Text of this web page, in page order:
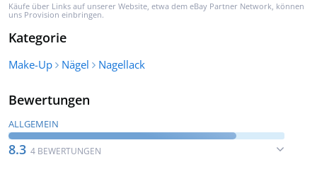
Käufe über Links auf unserer Website, etwa dem eBay Partner Network, können
uns Provision einbringen.
Kategorie
Make-Up Nägel Nagellack
Bewertungen
ALLGEMEIN
8.3 4 BEWERTUNGEN